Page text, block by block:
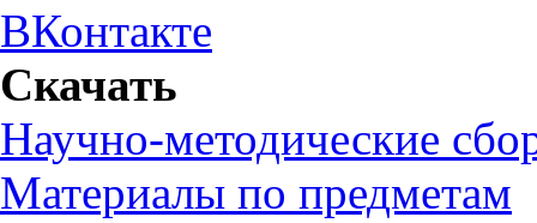
ВКонтакте
Скачать
Научно-методические
Материалы по предметам